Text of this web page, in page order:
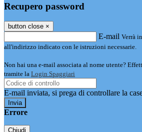
Recupero password
button close ×
E-mail Verrà
all'indirizzo indicato con le istruzioni necessarie.
Non hai una e-mail associata al nome utente?
tramite la Login Spaggiari
E-mail inviata, si prega di controllare la
Errore
Chiudi